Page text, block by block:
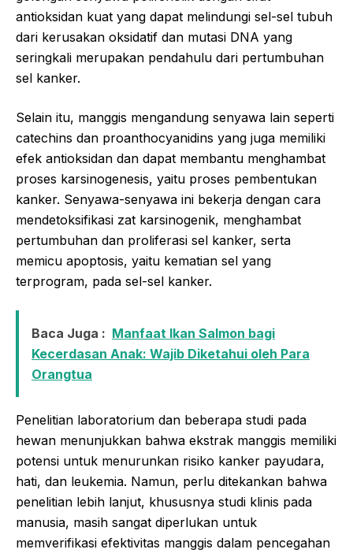
antioksidan kuat yang dapat melindungi sel-sel tubuh
dari kerusakan oksidatif dan mutasi DNA yang
seringkali merupakan pendahulu dari pertumbuhan
sel kanker.
Selain itu, manggis mengandung senyawa lain seperti
catechins dan proanthocyanidins yang juga memiliki
efek antioksidan dan dapat membantu menghambat
proses karsinogenesis, yaitu proses pembentukan
kanker. Senyawa-senyawa ini bekerja dengan cara
mendetoksifikasi zat karsinogenik, menghambat
pertumbuhan dan proliferasi sel kanker, serta
memicu apoptosis, yaitu kematian sel yang
terprogram, pada sel-sel kanker.
Baca Juga : Manfaat Ikan Salmon bagi
Kecerdasan Anak: Wajib Diketahui oleh Para
Orangtua
Penelitian laboratorium dan beberapa studi pada
hewan menunjukkan bahwa ekstrak manggis memiliki
potensi untuk menurunkan risiko kanker payudara,
hati, dan leukemia. Namun, perlu ditekankan bahwa
penelitian lebih lanjut, khususnya studi klinis pada
manusia, masih sangat diperlukan untuk
memverifikasi efektivitas manggis dalam pencegahan